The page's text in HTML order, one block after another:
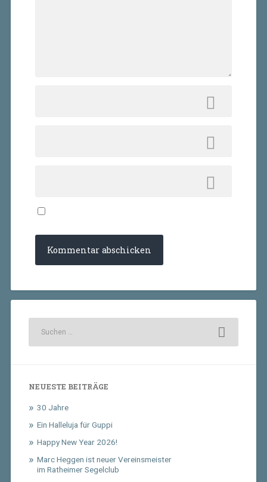
NEUESTE BEITRÄGE
30 Jahre
Ein Halleluja für Guppi
Happy New Year 2026!
Marc Heggen ist neuer Vereinsmeister
im Ratheimer Segelclub